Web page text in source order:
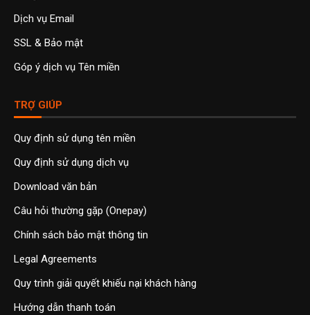
Dịch vụ Email
SSL & Bảo mật
Góp ý dịch vụ Tên miền
TRỢ GIÚP
Quy định sử dụng tên miền
Quy định sử dụng dịch vụ
Download văn bản
Câu hỏi thường gặp (Onepay)
Chính sách bảo mật thông tin
Legal Agreements
Quy trình giải quyết khiếu nại khách hàng
Hướng dẫn thanh toán